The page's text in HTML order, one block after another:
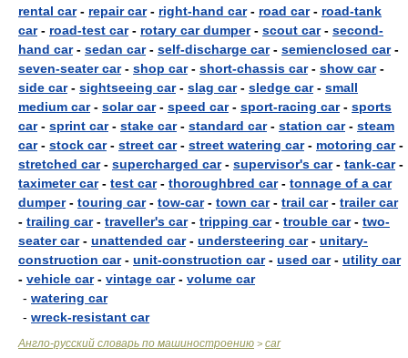
rental car- repair car- right-hand car- road car- road-tank
car- road-test car- rotary car dumper- scout car- second-
hand car- sedan car- self-discharge car- semienclosed car-
seven-seater car- shop car- short-chassis car- show car-
side car- sightseeing car- slag car- sledge car- small
medium car- solar car- speed car- sport-racing car- sports
car- sprint car- stake car- standard car- station car- steam
car- stock car- street car- street watering car- motoring car-
stretched car- supercharged car- supervisor's car- tank-car-
taximeter car- test car- thoroughbred car- tonnage of a car
dumper- touring car- tow-car- town car- trail car- trailer car
- trailing car- traveller's car- tripping car- trouble car- two-
seater car- unattended car- understeering car- unitary-
construction car- unit-construction car- used car- utility car
- vehicle car- vintage car- volume car
- watering car
- wreck-resistant car
Англо-русский словарь по машиностроению > car